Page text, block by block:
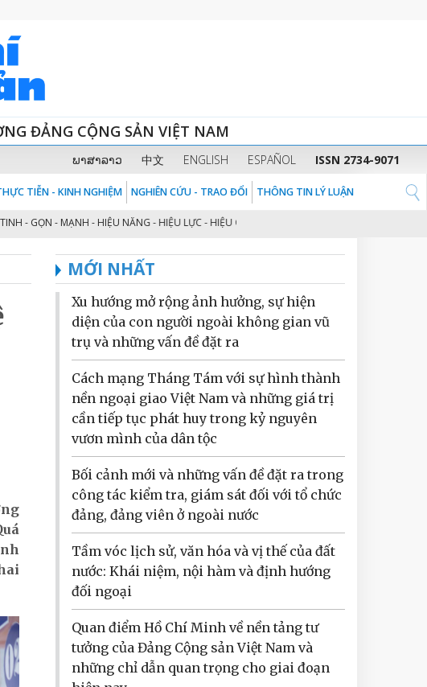
ĐẢNG CỘNG SẢN VIỆT NAM
ພາສາລາວ 中文 ENGLISH ESPAÑOL ISSN 2734-9071
TIỄN - KINH NGHIỆM NGHIÊN CỨU - TRAO ĐỔI THÔNG TIN LÝ LUẬN
- MẠNH - HIỆU NĂNG - HIỆU LỰC - HIỆU QUẢ” THEO TINH THẦN ĐỊNH HƯỚNG CỦA
MỚI NHẤT
Xu hướng mở rộng ảnh hưởng, sự hiện
diện của con người ngoài không gian vũ
trụ và những vấn đề đặt ra
Cách mạng Tháng Tám với sự hình thành
nền ngoại giao Việt Nam và những giá trị
cần tiếp tục phát huy trong kỷ nguyên
vươn mình của dân tộc
Bối cảnh mới và những vấn đề đặt ra trong
công tác kiểm tra, giám sát đối với tổ chức
đảng, đảng viên ở ngoài nước
Tầm vóc lịch sử, văn hóa và vị thế của đất
nước: Khái niệm, nội hàm và định hướng
đối ngoại
Quan điểm Hồ Chí Minh về nền tảng tư
tưởng của Đảng Cộng sản Việt Nam và
những chỉ dẫn quan trọng cho giai đoạn